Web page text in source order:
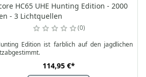
HC65 UHE Hunting Edition - 2000
- 3 Lichtquellen
0
Edition ist farblich auf den jagdlichen
114,95 €*